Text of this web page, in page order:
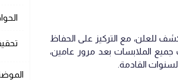
للعلن، مع التركيز على الحفاظ
الملابسات بعد مرور عامين،
القادمة.